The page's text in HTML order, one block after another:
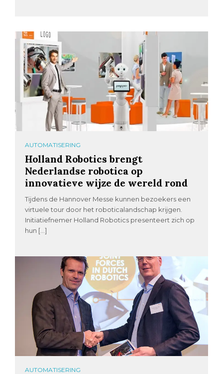
AUTOMATISERING
Holland Robotics brengt
Nederlandse robotica op
innovatieve wijze de wereld rond
Tijdens de Hannover Messe kunnen bezoekers een
virtuele tour door het roboticalandschap krijgen.
Initiatiefnemer Holland Robotics presenteert zich op
hun […]
AUTOMATISERING